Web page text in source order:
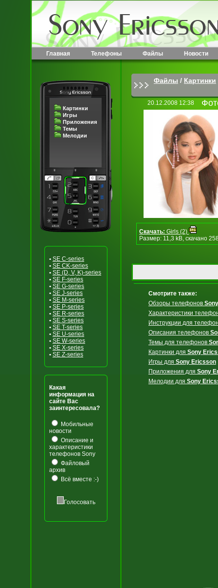
Главная Телефоны Файлы Новости
Картинки
Игры
Приложения
Темы
Мелодии
• SE C-series
• SE CK-series
• SE (D, V, K)-series
• SE F-series
• SE G-series
• SE J-series
• SE M-series
• SE P-series
• SE R-series
• SE S-series
• SE T-series
• SE U-series
• SE W-series
• SE X-series
• SE Z-series
Какая
информация на
сайте Вас
заинтересовала?
Мобильные
новости
Описание и
характеристики
телефонов Sony
Файловый
архив
Всё вместе :-)
Голосовать
Файлы / Картинки
20.12.2008 12:38
Скачать: Girls (2)
Размер: 11,3 kB, скачано
Смотрите также:
Обзоры телефонов
Характеристики
Инструкции для
Описания телефонов
Темы для телефонов
Картинки для Sony
Игры для Sony Ericsson
Приложения для Sony
Мелодии для Sony